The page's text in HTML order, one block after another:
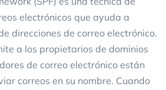
electrónicos que ayuda a
direcciones de correo electrónico.
a los propietarios de dominios
de correo electrónico están
correos en su nombre. Cuando